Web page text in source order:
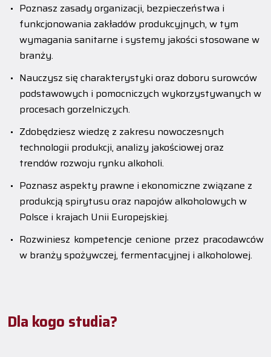
Poznasz zasady organizacji, bezpieczeństwa i
funkcjonowania zakładów produkcyjnych, w tym
wymagania sanitarne i systemy jakości stosowane w
branży.
Nauczysz się charakterystyki oraz doboru surowców
podstawowych i pomocniczych wykorzystywanych w
procesach gorzelniczych.
Zdobędziesz wiedzę z zakresu nowoczesnych
technologii produkcji, analizy jakościowej oraz
trendów rozwoju rynku alkoholi.
Poznasz aspekty prawne i ekonomiczne związane z
produkcją spirytusu oraz napojów alkoholowych w
Polsce i krajach Unii Europejskiej.
Rozwiniesz kompetencje cenione przez pracodawców
w branży spożywczej, fermentacyjnej i alkoholowej.
Dla kogo studia?